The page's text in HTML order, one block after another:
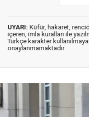
UYARI: Küfür, hakaret,
içeren, imla kuralları ile
Türkçe karakter
onaylanmamaktadır.